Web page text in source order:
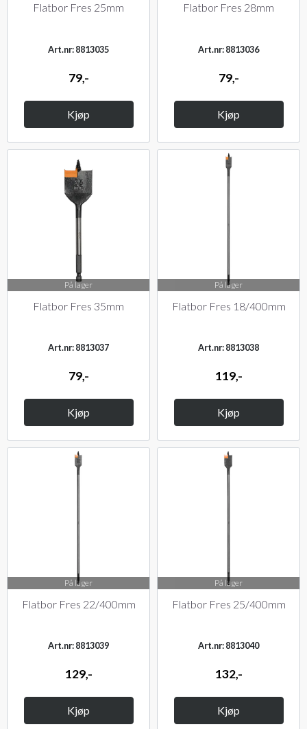
Flatbor Fres 25mm
Art.nr: 8813035
79,-
Kjøp
Flatbor Fres 28mm
Art.nr: 8813036
79,-
Kjøp
På lager
Flatbor Fres 35mm
Art.nr: 8813037
79,-
Kjøp
På lager
Flatbor Fres 18/400mm
Art.nr: 8813038
119,-
Kjøp
På lager
Flatbor Fres 22/400mm
Art.nr: 8813039
129,-
Kjøp
På lager
Flatbor Fres 25/400mm
Art.nr: 8813040
132,-
Kjøp